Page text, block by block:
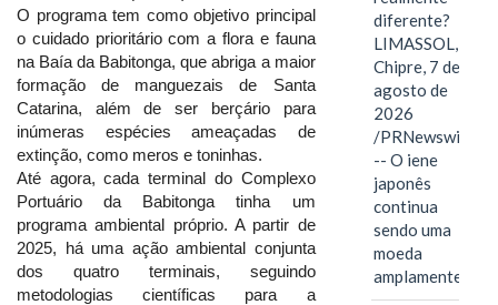
O programa tem como objetivo principal
o cuidado prioritário com a flora e fauna
na Baía da Babitonga, que abriga a maior
formação de manguezais de Santa
Catarina, além de ser berçário para
inúmeras espécies ameaçadas de
extinção, como meros e toninhas.
Até agora, cada terminal do Complexo
Portuário da Babitonga tinha um
programa ambiental próprio. A partir de
2025, há uma ação ambiental conjunta
dos quatro terminais, seguindo
metodologias científicas para a
diferente?
LIMASSOL,
Chipre, 7 de
agosto de
2026
/PRNewswire/
-- O iene
japonês
continua
sendo uma
moeda
amplamente…